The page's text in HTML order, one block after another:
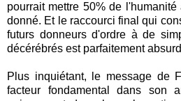
pourrait mettre 50% de
donné. Et le raccourci final qui
futurs donneurs d'ordre à de
décérébrés est parfaitement
Plus inquiétant, le message de
facteur fondamental dans son